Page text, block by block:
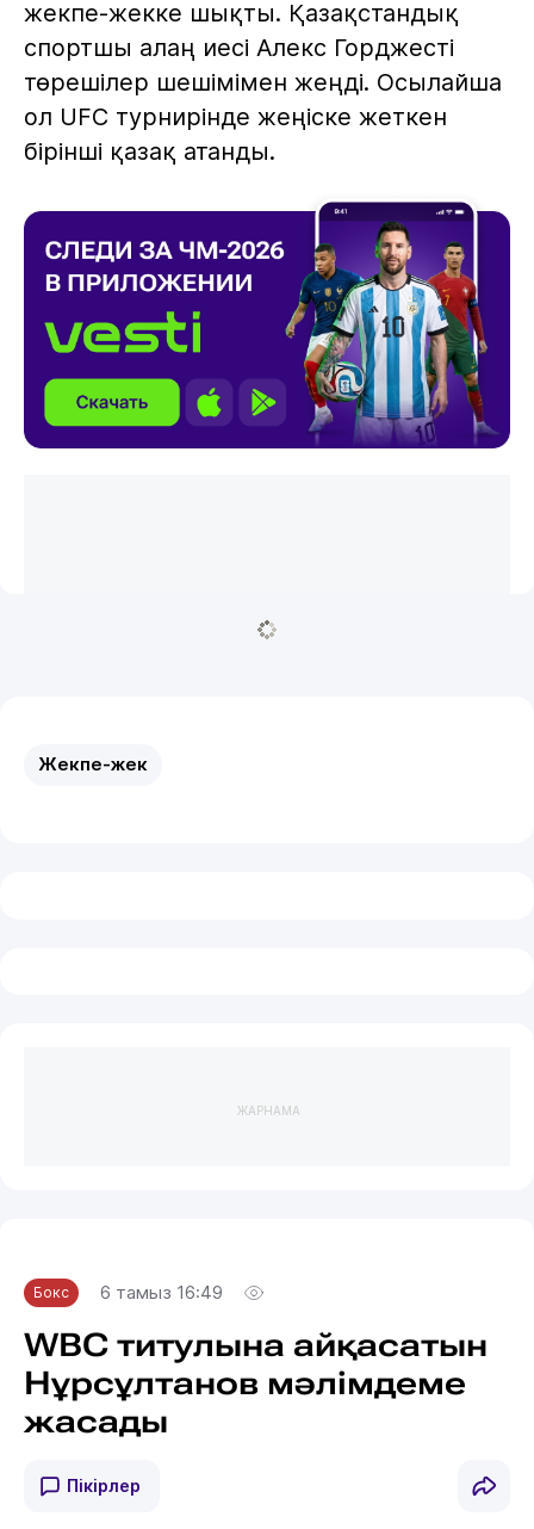
жекпе-жекке шықты. Қазақстандық
спортшы алаң иесі Алекс Горджесті
төрешілер шешімімен жеңді. Осылайша
ол UFC турнирінде жеңіске жеткен
бірінші қазақ атанды.
Жекпе-жек
ЖАРНАМА
Бокс 6 тамыз 16:49
WBC титулына айқасатын
Нұрсұлтанов мәлімдеме
жасады
Пікірлер